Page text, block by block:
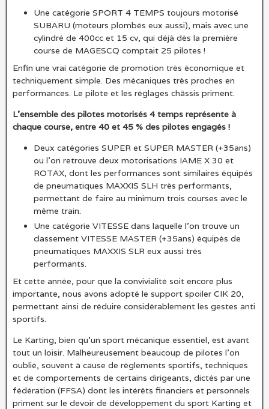
Une catégorie SPORT 4 TEMPS toujours motorisé
SUBARU (moteurs plombés eux aussi), mais avec une
cylindré de 400cc et 15 cv, qui déjà dès la première
course de MAGESCQ comptait 25 pilotes !
Enfin une vrai catégorie de promotion très économique et
techniquement simple. Des mécaniques très proches en
performances. Le pilote et les réglages châssis priment.
L’ensemble des pilotes motorisés 4 temps représente à
chaque course, entre 40 et 45 % des pilotes engagés !
Deux catégories SUPER et SUPER MASTER (+35ans)
ou l’on retrouve deux motorisations IAME X 30 et
ROTAX, dont les performances sont similaires équipés
de pneumatiques MAXXIS SLH très performants,
permettant de faire au minimum trois courses avec le
même train.
Une catégorie VITESSE dans laquelle l’on trouve un
classement VITESSE MASTER (+35ans) équipés de
pneumatiques MAXXIS SLR eux aussi très
performants.
Et cette année, pour que la convivialité soit encore plus
importante, nous avons adopté le support spoiler CIK 20,
permettant ainsi de réduire considérablement les gestes anti
sportifs.
Le Karting, bien qu’un sport mécanique essentiel, est avant
tout un loisir. Malheureusement beaucoup de pilotes l’on
oublié, souvent à cause de règlements sportifs, techniques
et de comportements de certains dirigeants, dictés par une
fédération (FFSA) dont les intérêts financiers et personnels
priment sur le devoir de développement du sport Karting et